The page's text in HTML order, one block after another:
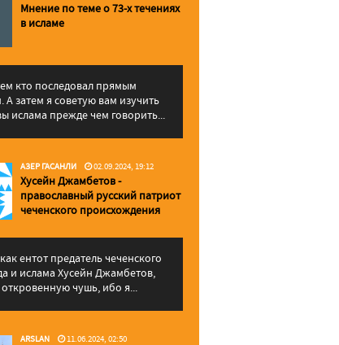
Мнение по теме о 73-х течениях
в исламе
кто последовал прямым
А затем я советую вам изучить
ислама прежде чем говорить...
АЗЕР ГАСАНЛИ 02.09.2024, 19:12
Хусейн Джамбетов -
православный русский патриот
чеченского происхождения
ентот предатель чеченского
и ислама Хусейн Джамбетов,
откровенную чушь, ибо я...
ARSLAN 11.06.2024, 02:50